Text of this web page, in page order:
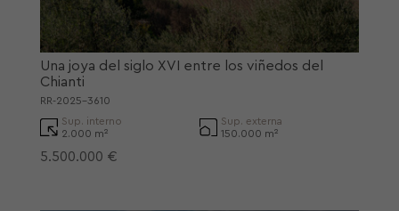
Una joya del siglo XVI entre los viñedos del
Chianti
RR-2025-3610
Sup. interno
2.000 m²
Sup. externa
150.000 m²
5.500.000 €